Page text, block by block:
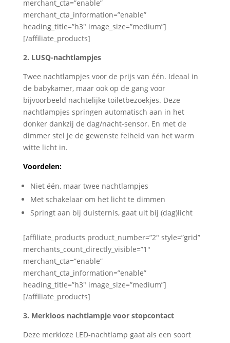
merchant_cta=”enable”
merchant_cta_information=”enable”
heading_title=”h3″ image_size=”medium”]
[/affiliate_products]
2. LUSQ-nachtlampjes
Twee nachtlampjes voor de prijs van één. Ideaal in
de babykamer, maar ook op de gang voor
bijvoorbeeld nachtelijke toiletbezoekjes. Deze
nachtlampjes springen automatisch aan in het
donker dankzij de dag/nacht-sensor. En met de
dimmer stel je de gewenste felheid van het warm
witte licht in.
Voordelen:
Niet één, maar twee nachtlampjes
Met schakelaar om het licht te dimmen
Springt aan bij duisternis, gaat uit bij (dag)licht
[affiliate_products product_number=”2″ style=”grid”
merchants_count_directly_visible=”1″
merchant_cta=”enable”
merchant_cta_information=”enable”
heading_title=”h3″ image_size=”medium”]
[/affiliate_products]
3. Merkloos nachtlampje voor stopcontact
Deze merkloze LED-nachtlamp gaat als een soort